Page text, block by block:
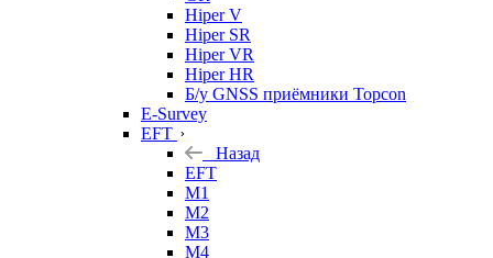
Hiper V
Hiper SR
Hiper VR
Hiper HR
Б/у GNSS приёмники Topcon
E-Survey
EFT
Назад
EFT
M1
M2
M3
M4